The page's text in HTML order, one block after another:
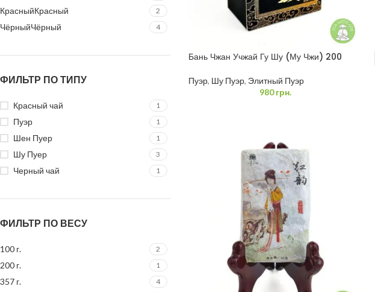
КрасныйКрасный 2
ЧёрныйЧёрный 4
ФИЛЬТР ПО ТИПУ
Красный чай 1
Пуэр 1
Шен Пуер 1
Шу Пуер 3
Черный чай 1
ФИЛЬТР ПО ВЕСУ
100 г. 2
200 г. 1
357 г. 4
Бань Чжан Учжай Гу Шу (Му Чжи) 200
Пуэр, Шу Пуэр, Элитный Пуэр
980грн.